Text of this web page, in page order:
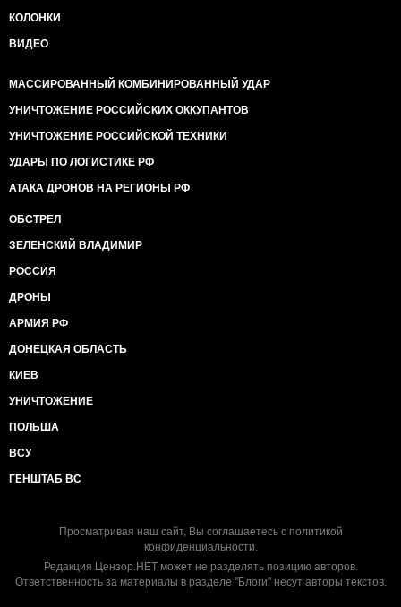
КОЛОНКИ
ВИДЕО
МАССИРОВАННЫЙ КОМБИНИРОВАННЫЙ УДАР
УНИЧТОЖЕНИЕ РОССИЙСКИХ ОККУПАНТОВ
УНИЧТОЖЕНИЕ РОССИЙСКОЙ ТЕХНИКИ
УДАРЫ ПО ЛОГИСТИКЕ РФ
АТАКА ДРОНОВ НА РЕГИОНЫ РФ
ОБСТРЕЛ
ЗЕЛЕНСКИЙ ВЛАДИМИР
РОССИЯ
ДРОНЫ
АРМИЯ РФ
ДОНЕЦКАЯ ОБЛАСТЬ
КИЕВ
УНИЧТОЖЕНИЕ
ПОЛЬША
ВСУ
ГЕНШТАБ ВС
Просматривая наш сайт, Вы соглашаетесь с политикой
конфиденциальности.
Редакция Цензор.НЕТ может не разделять позицию авторов.
Ответственность за материалы в разделе "Блоги" несут авторы текстов.